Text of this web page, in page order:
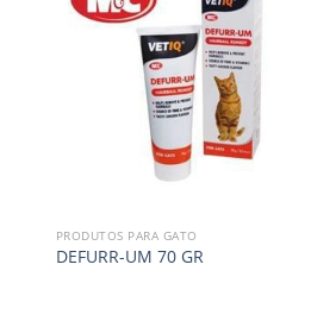
PRODUTOS PARA GATO
DEFURR-UM 70 GR